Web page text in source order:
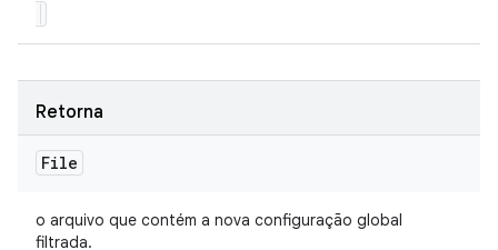
Retorna
File
o arquivo que contém a nova configuração global
filtrada.